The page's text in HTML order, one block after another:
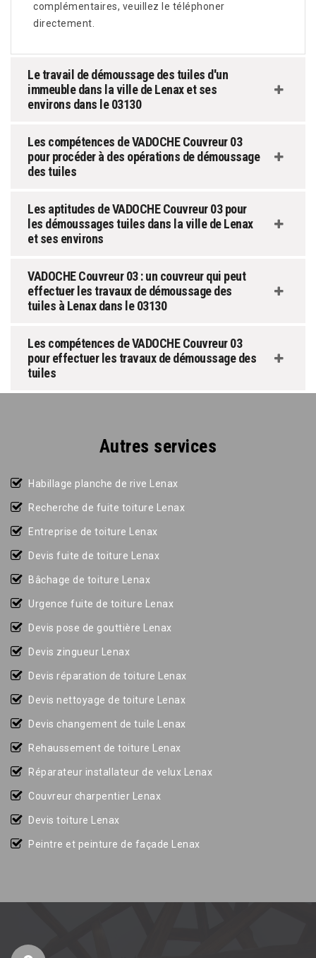
complémentaires, veuillez le téléphoner
directement.
Le travail de démoussage des tuiles d'un
immeuble dans la ville de Lenax et ses
environs dans le 03130
Les compétences de VADOCHE Couvreur 03
pour procéder à des opérations de démoussage
des tuiles
Les aptitudes de VADOCHE Couvreur 03 pour
les démoussages tuiles dans la ville de Lenax
et ses environs
VADOCHE Couvreur 03 : un couvreur qui peut
effectuer les travaux de démoussage des
tuiles à Lenax dans le 03130
Les compétences de VADOCHE Couvreur 03
pour effectuer les travaux de démoussage des
tuiles
Autres services
Habillage planche de rive Lenax
Recherche de fuite toiture Lenax
Entreprise de toiture Lenax
Devis fuite de toiture Lenax
Bâchage de toiture Lenax
Urgence fuite de toiture Lenax
Devis pose de gouttière Lenax
Devis zingueur Lenax
Devis réparation de toiture Lenax
Devis nettoyage de toiture Lenax
Devis changement de tuile Lenax
Rehaussement de toiture Lenax
Réparateur installateur de velux Lenax
Couvreur charpentier Lenax
Devis toiture Lenax
Peintre et peinture de façade Lenax